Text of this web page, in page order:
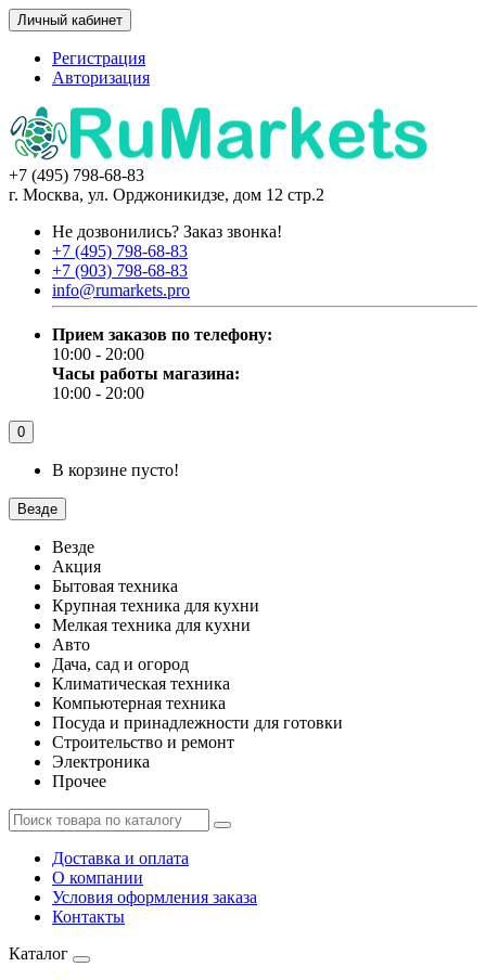
Личный кабинет
Регистрация
Авторизация
+7 (495) 798-68-83
г. Москва, ул. Орджоникидзе, дом 12 стр.2
Не дозвонились? Заказ звонка!
+7 (495) 798-68-83
+7 (903) 798-68-83
info@rumarkets.pro
Прием заказов по телефону:
10:00 - 20:00
Часы работы магазина:
10:00 - 20:00
0
В корзине пусто!
Везде
Везде
Акция
Бытовая техника
Крупная техника для кухни
Мелкая техника для кухни
Авто
Дача, сад и огород
Климатическая техника
Компьютерная техника
Посуда и принадлежности для готовки
Строительство и ремонт
Электроника
Прочее
Доставка и оплата
О компании
Условия оформления заказа
Контакты
Каталог